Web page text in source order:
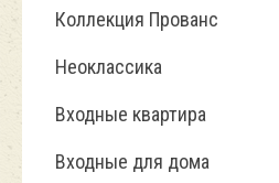
Коллекция Прованс
Неоклассика
Входные квартира
Входные для дома